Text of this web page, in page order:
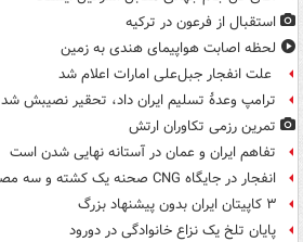
استقبال از فرعون در ترکیه
لحظه اصابت هواپیمای هندی به زمین
علت انفجار جبل‌علی امارات اعلام شد
ترامپ وعدۀ تسلیم ایران داد، تحقیر نصیبش شد
تمرین رزمی تکاوران ارتش
تفاهم ایران و عمان در آستانه نهایی شدن است
انفجار در جایگاه CNG صحنه یک کشته و سه مصدوم برجا گذاشت
۳ کاپیتان ایران بدون پیشنهاد بزرگ
پایان تلخ یک نزاع خانوادگی در دورود